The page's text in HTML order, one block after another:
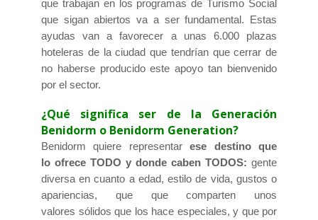
que trabajan en los programas de Turismo Social
que sigan abiertos va a ser fundamental. Estas
ayudas van a favorecer a unas 6.000 plazas
hoteleras de la ciudad que tendrían que cerrar de
no haberse producido este apoyo tan bienvenido
por el sector.
¿Qué significa ser de la Generación
Benidorm o Benidorm Generation?
Benidorm quiere representarese destino que
lo ofrece TODO y donde caben TODOS: gente
diversa en cuanto a edad, estilo de vida, gustos o
apariencias, que que comparten unos
valores sólidos que los hace especiales, y que por